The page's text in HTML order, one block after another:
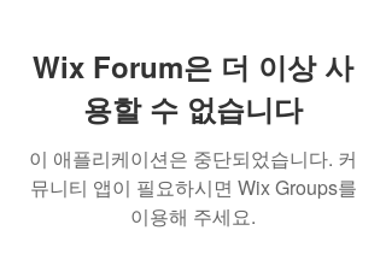
Wix Forum은 더 이상 사
용할 수 없습니다
이 애플리케이션은 중단되었습니다. 커
뮤니티 앱이 필요하시면 Wix Groups를
이용해 주세요.